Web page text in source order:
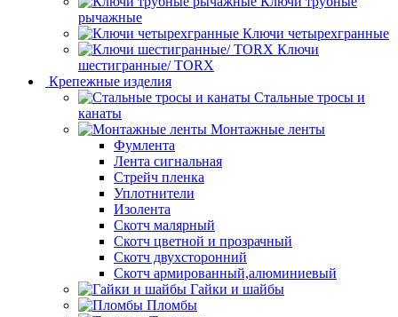
рычажные
Ключи четырехгранные
Ключи
шестигранные/ TORX
Крепежные изделия
Стальные тросы и
канаты
Монтажные ленты
Фумлента
Лента сигнальная
Стрейч пленка
Уплотнители
Изолента
Скотч малярный
Скотч цветной и прозрачный
Скотч двухсторонний
Скотч армированный,алюминиевый
Гайки и шайбы
Пломбы